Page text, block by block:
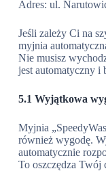
Adres: ul.
Jeśli zależy Ci na
myjnia
Nie musisz
jest automatyczny i
5.1 Wyjątkowa
Myjnia
również wygodę.
automatycznie
To oszczędza Twój